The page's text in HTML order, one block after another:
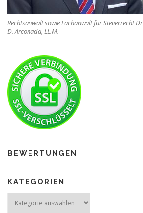
Rechtsanwalt sowie Fachanwalt für Steuerrecht Dr.
D. Arconada, LL.M.
BEWERTUNGEN
KATEGORIEN